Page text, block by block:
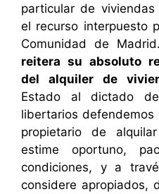
particular de
el recurso interpuesto
Comunidad de
reitera su absoluto
del alquiler de
Estado al dictado
libertarios
propietario de
estime oportuno,
condiciones, y a
considere apropiados,